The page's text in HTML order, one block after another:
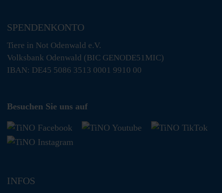
SPENDENKONTO
Tiere in Not Odenwald e.V.
Volksbank Odenwald (BIC GENODE51MIC)
IBAN: DE45 5086 3513 0001 9910 00
Besuchen Sie uns auf
INFOS